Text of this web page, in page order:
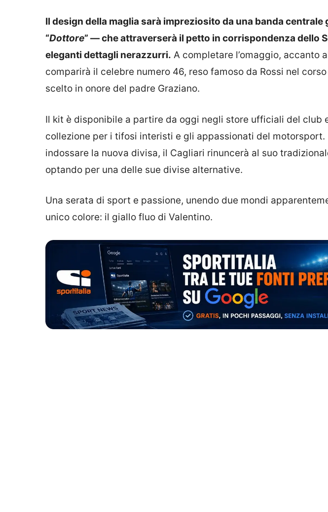
Il design della maglia sarà impreziosito da una banda
“Dottore” — che attraverserà il petto in corrispondenza dello
eleganti dettagli nerazzurri. A completare l’omaggio, accanto
comparirà il celebre numero 46, reso famoso da Rossi nel
scelto in onore del padre Graziano.
Il kit è disponibile a partire da oggi negli store ufficiali del club
collezione per i tifosi interisti e gli appassionati del motorsport.
indossare la nuova divisa, il Cagliari rinuncerà al suo
optando per una delle sue divise alternative.
Una serata di sport e passione, unendo due mondi
unico colore: il giallo fluo di Valentino.